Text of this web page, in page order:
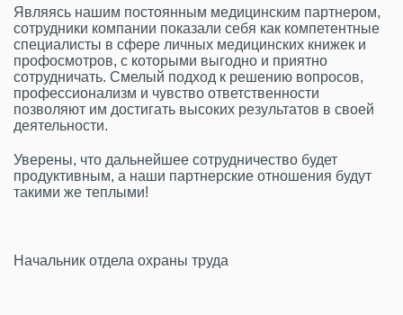
Являясь нашим постоянным медицинским партнером,
сотрудники компании показали себя как компетентные
специалисты в сфере личных медицинских книжек и
профосмотров, с которыми выгодно и приятно
сотрудничать. Смелый подход к решению вопросов,
профессионализм и чувство ответственности
позволяют им достигать высоких результатов в своей
деятельности.
Уверены, что дальнейшее сотрудничество будет
продуктивным, а наши партнерские отношения будут
такими же теплыми!
Начальник отдела охраны труда